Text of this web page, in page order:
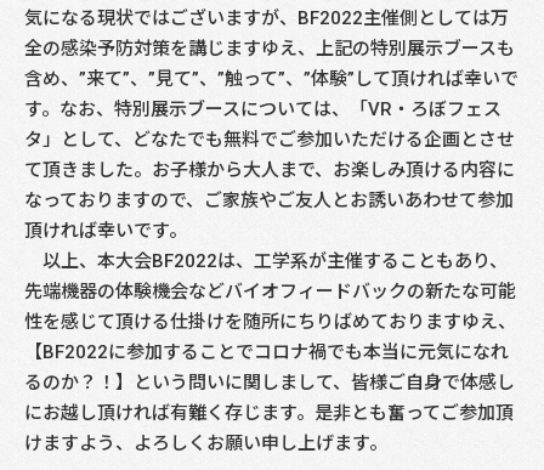
気になる現状ではございますが、BF2022主催側としては万
全の感染予防対策を講じますゆえ、上記の特別展示ブースも
含め、”来て”、”見て”、”触って”、”体験”して頂ければ幸いで
す。なお、特別展示ブースについては、「VR・ろぼフェス
タ」として、どなたでも無料でご参加いただける企画とさせ
て頂きました。お子様から大人まで、お楽しみ頂ける内容に
なっておりますので、ご家族やご友人とお誘いあわせて参加
頂ければ幸いです。
以上、本大会BF2022は、工学系が主催することもあり、
先端機器の体験機会などバイオフィードバックの新たな可能
性を感じて頂ける仕掛けを随所にちりばめておりますゆえ、
【BF2022に参加することでコロナ禍でも本当に元気になれ
るのか？！】という問いに関しまして、皆様ご自身で体感し
にお越し頂ければ有難く存じます。是非とも奮ってご参加頂
けますよう、よろしくお願い申し上げます。